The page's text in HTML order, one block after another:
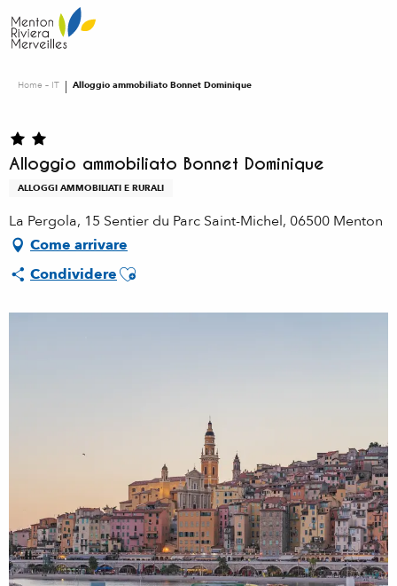
au
contenu
Home – IT Alloggio ammobiliato Bonnet Dominique
Alloggio ammobiliato Bonnet Dominique
ALLOGGI AMMOBILIATI E RURALI
La Pergola, 15 Sentier du Parc Saint-Michel, 06500 Menton
Come arrivare
CondividereAjouter aux favoris